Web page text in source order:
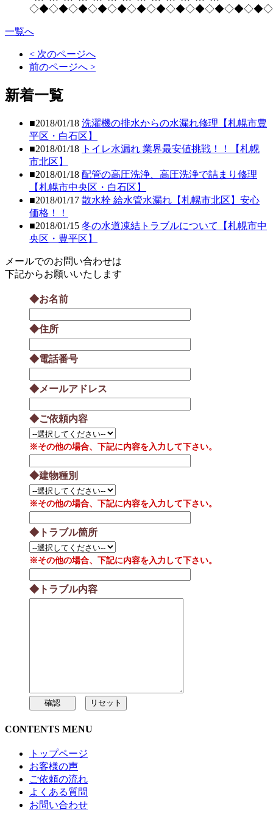
一覧へ
< 次のページへ
前のページへ >
新着一覧
■2018/01/18 洗濯機の排水からの水漏れ修理【札幌市豊
平区・白石区】
■2018/01/18 トイレ水漏れ 業界最安値挑戦！！【札幌
市北区】
■2018/01/18 配管の高圧洗浄、高圧洗浄で詰まり修理
【札幌市中央区・白石区】
■2018/01/17 散水栓 給水管水漏れ【札幌市北区】安心
価格！！
■2018/01/15 冬の水道凍結トラブルについて【札幌市中
央区・豊平区】
メールでのお問い合わせは
下記からお願いいたします
◆お名前
◆住所
◆電話番号
◆メールアドレス
◆ご依頼内容
※その他の場合、下記に内容を入力して下さい。
◆建物種別
※その他の場合、下記に内容を入力して下さい。
◆トラブル箇所
※その他の場合、下記に内容を入力して下さい。
◆トラブル内容
CONTENTS MENU
トップページ
お客様の声
ご依頼の流れ
よくある質問
お問い合わせ